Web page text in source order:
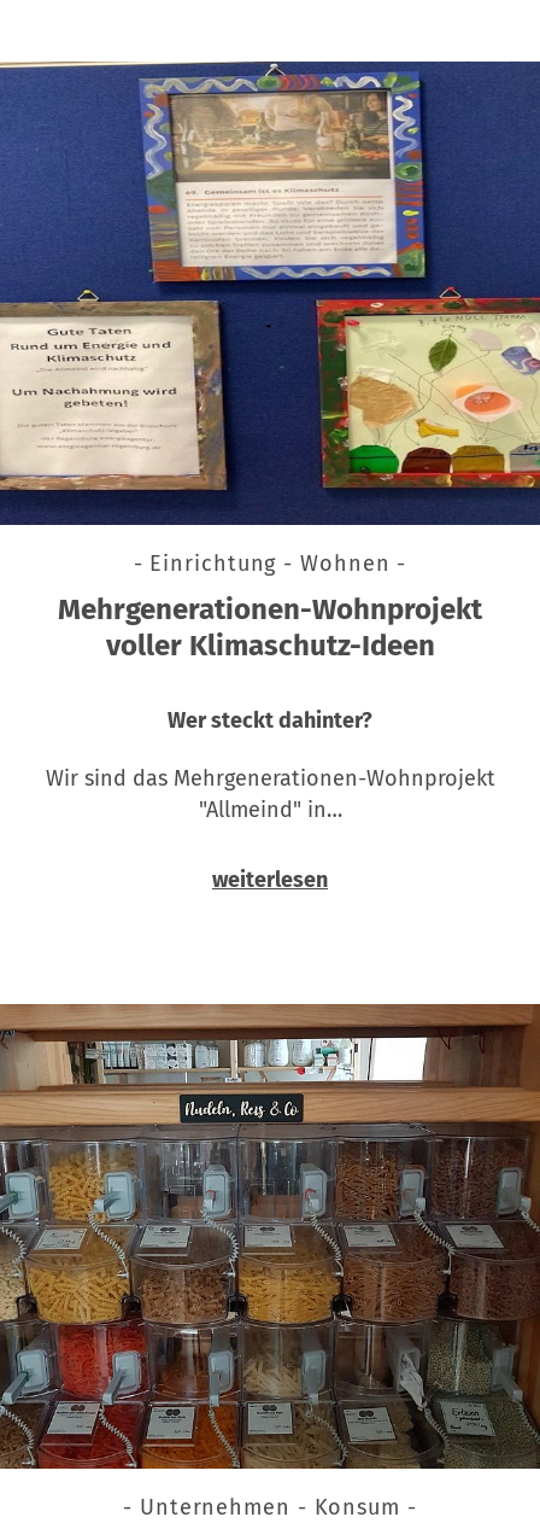
- Einrichtung - Wohnen -
Mehrgenerationen-Wohnprojekt
voller Klimaschutz-Ideen
Wer steckt dahinter?
Wir sind das Mehrgenerationen-Wohnprojekt
"Allmeind" in…
weiterlesen
- Unternehmen - Konsum -